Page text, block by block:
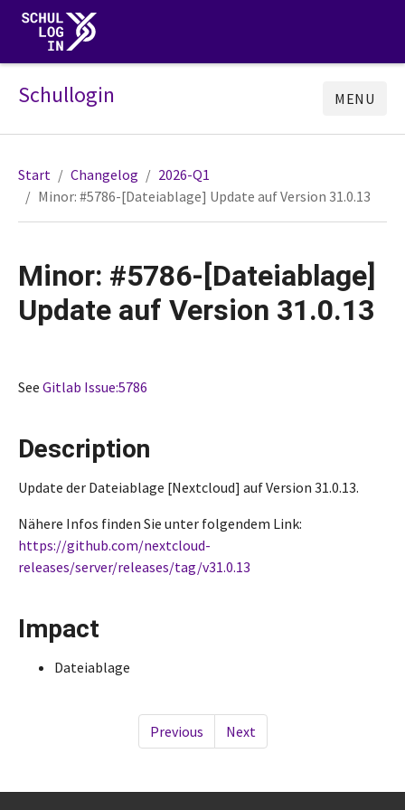
Schullogin MENU
Start Changelog
2026-Q1
Minor: #5786-[Dateiablage] Update auf Version 31.0.13
Minor: #5786-[Dateiablage]
Update auf Version 31.0.13
See Gitlab Issue:5786
Description
Update der Dateiablage [Nextcloud] auf Version 31.0.13.
Nähere Infos finden Sie unter folgendem Link:
https://github.com/nextcloud-
releases/server/releases/tag/v31.0.13
Impact
Dateiablage
Previous Next